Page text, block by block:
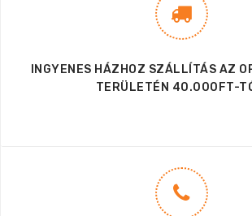
INGYENES HÁZHOZ SZÁLLÍTÁS AZ
TERÜLETÉN 40.000FT-